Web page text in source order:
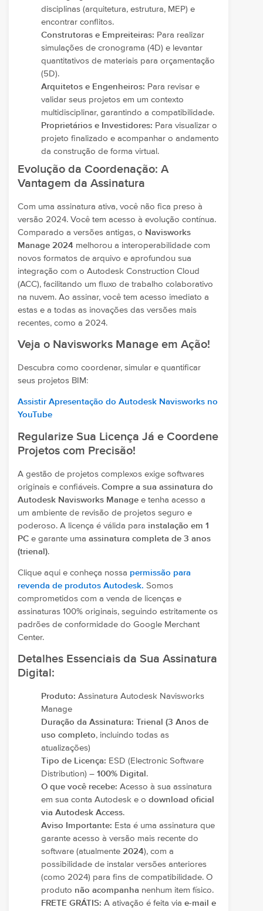
disciplinas (arquitetura, estrutura, MEP) e
encontrar conflitos.
Construtoras e Empreiteiras: Para realizar
simulações de cronograma (4D) e levantar
quantitativos de materiais para orçamentação
(5D).
Arquitetos e Engenheiros: Para revisar e
validar seus projetos em um contexto
multidisciplinar, garantindo a compatibilidade.
Proprietários e Investidores: Para visualizar o
projeto finalizado e acompanhar o andamento
da construção de forma virtual.
Evolução da Coordenação: A
Vantagem da Assinatura
Com uma assinatura ativa, você não fica preso à
versão 2024. Você tem acesso à evolução contínua.
Comparado a versões antigas, o Navisworks
Manage 2024 melhorou a interoperabilidade com
novos formatos de arquivo e aprofundou sua
integração com o Autodesk Construction Cloud
(ACC), facilitando um fluxo de trabalho colaborativo
na nuvem. Ao assinar, você tem acesso imediato a
estas e a todas as inovações das versões mais
recentes, como a 2024.
Veja o Navisworks Manage em Ação!
Descubra como coordenar, simular e quantificar
seus projetos BIM:
Assistir Apresentação do Autodesk Navisworks no
YouTube
Regularize Sua Licença Já e Coordene
Projetos com Precisão!
A gestão de projetos complexos exige softwares
originais e confiáveis. Compre a sua assinatura do
Autodesk Navisworks Manage e tenha acesso a
um ambiente de revisão de projetos seguro e
poderoso. A licença é válida para instalação em 1
PC e garante uma assinatura completa de 3 anos
(trienal).
Clique aqui e conheça nossa permissão para
revenda de produtos Autodesk. Somos
comprometidos com a venda de licenças e
assinaturas 100% originais, seguindo estritamente os
padrões de conformidade do Google Merchant
Center.
Detalhes Essenciais da Sua Assinatura
Digital:
Produto: Assinatura Autodesk Navisworks
Manage
Duração da Assinatura: Trienal (3 Anos de
uso completo, incluindo todas as
atualizações)
Tipo de Licença: ESD (Electronic Software
Distribution) – 100% Digital .
O que você recebe: Acesso à sua assinatura
em sua conta Autodesk e o download oficial
via Autodesk Access.
Aviso Importante: Esta é uma assinatura que
garante acesso à versão mais recente do
software (atualmente 2024), com a
possibilidade de instalar versões anteriores
(como 2024) para fins de compatibilidade. O
produto não acompanha nenhum item físico.
FRETE GRÁTIS: A ativação é feita via e-mail e